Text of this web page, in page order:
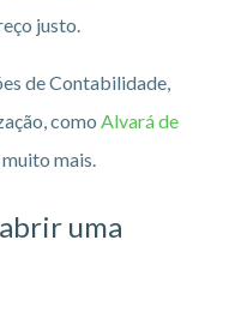
justo.
de Contabilidade,
como Alvará de
muito mais.
uma